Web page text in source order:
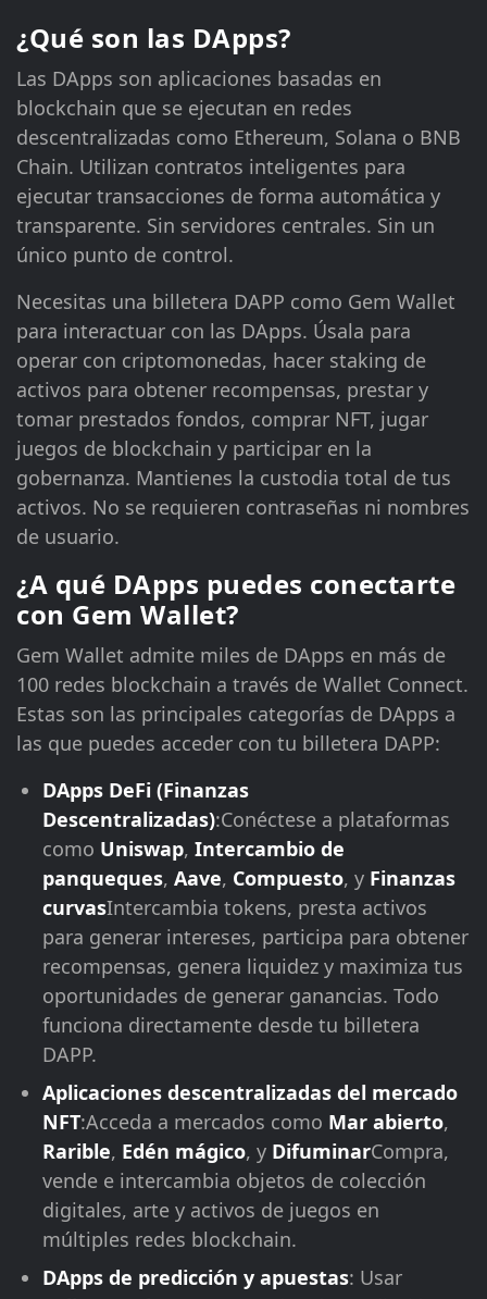
¿Qué son las DApps?
Las DApps son aplicaciones basadas en
blockchain que se ejecutan en redes
descentralizadas como Ethereum, Solana o BNB
Chain. Utilizan contratos inteligentes para
ejecutar transacciones de forma automática y
transparente. Sin servidores centrales. Sin un
único punto de control.
Necesitas una billetera DAPP como Gem Wallet
para interactuar con las DApps. Úsala para
operar con criptomonedas, hacer staking de
activos para obtener recompensas, prestar y
tomar prestados fondos, comprar NFT, jugar
juegos de blockchain y participar en la
gobernanza. Mantienes la custodia total de tus
activos. No se requieren contraseñas ni nombres
de usuario.
¿A qué DApps puedes conectarte
con Gem Wallet?
Gem Wallet admite miles de DApps en más de
100 redes blockchain a través de Wallet Connect.
Estas son las principales categorías de DApps a
las que puedes acceder con tu billetera DAPP:
DApps DeFi (Finanzas
Descentralizadas):Conéctese a plataformas
como Uniswap, Intercambio de
panqueques, Aave, Compuesto, y Finanzas
curvasIntercambia tokens, presta activos
para generar intereses, participa para obtener
recompensas, genera liquidez y maximiza tus
oportunidades de generar ganancias. Todo
funciona directamente desde tu billetera
DAPP.
Aplicaciones descentralizadas del mercado
NFT:Acceda a mercados como Mar abierto,
Rarible, Edén mágico, y DifuminarCompra,
vende e intercambia objetos de colección
digitales, arte y activos de juegos en
múltiples redes blockchain.
DApps de predicción y apuestas: Usar